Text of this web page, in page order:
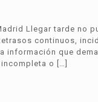
Llegar tarde no
continuos,
información que
o […]